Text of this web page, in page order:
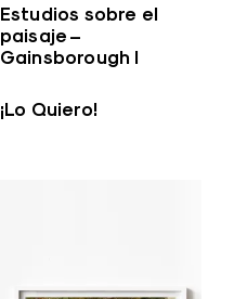
Estudios sobre el
paisaje –
Gainsborough I
¡Lo Quiero!